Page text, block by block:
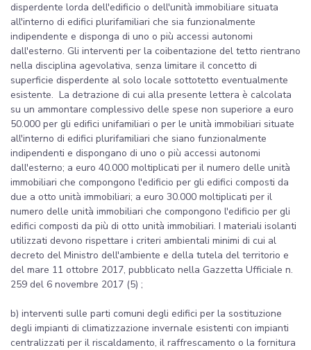
disperdente lorda dell'edificio o dell'unità immobiliare situata
all'interno di edifici plurifamiliari che sia funzionalmente
indipendente e disponga di uno o più accessi autonomi
dall'esterno. Gli interventi per la coibentazione del tetto rientrano
nella disciplina agevolativa, senza limitare il concetto di
superficie disperdente al solo locale sottotetto eventualmente
esistente. La detrazione di cui alla presente lettera è calcolata
su un ammontare complessivo delle spese non superiore a euro
50.000 per gli edifici unifamiliari o per le unità immobiliari situate
all'interno di edifici plurifamiliari che siano funzionalmente
indipendenti e dispongano di uno o più accessi autonomi
dall'esterno; a euro 40.000 moltiplicati per il numero delle unità
immobiliari che compongono l'edificio per gli edifici composti da
due a otto unità immobiliari; a euro 30.000 moltiplicati per il
numero delle unità immobiliari che compongono l'edificio per gli
edifici composti da più di otto unità immobiliari. I materiali isolanti
utilizzati devono rispettare i criteri ambientali minimi di cui al
decreto del Ministro dell'ambiente e della tutela del territorio e
del mare 11 ottobre 2017, pubblicato nella Gazzetta Ufficiale n.
259 del 6 novembre 2017 (5) ;
b) interventi sulle parti comuni degli edifici per la sostituzione
degli impianti di climatizzazione invernale esistenti con impianti
centralizzati per il riscaldamento, il raffrescamento o la fornitura